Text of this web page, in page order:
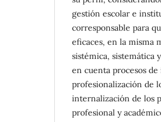
gestión escolar e
corresponsable para
eficaces, en la misma
sistémica, sistemática
en cuenta procesos
profesionalización de
internalización de los
profesional y